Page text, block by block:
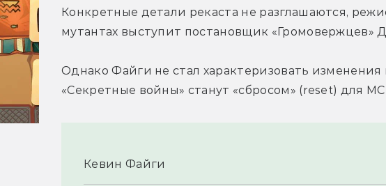
Конкретные детали рекаста не разглашаются,
мутантах выступит постановщик «Громовержцев»
Однако Файги не стал характеризовать изменения
«Секретные войны» станут «сбросом» (reset) для
Кевин Файги